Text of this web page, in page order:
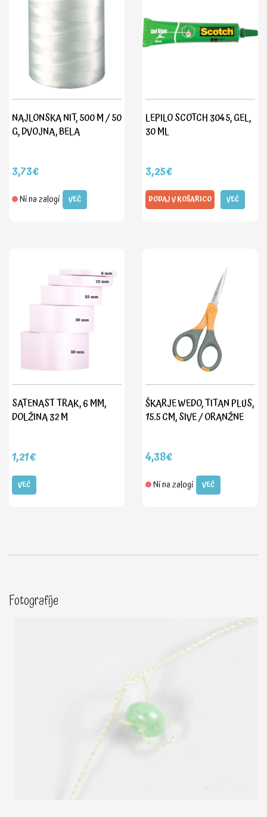
NAJLONSKA NIT, 500 M / 50
G, DVOJNA, BELA
3,73€
Ni na zalogi VEČ
LEPILO SCOTCH 3045, GEL,
30 ML
3,25€
DODAJ V KOŠARICO VEČ
SATENAST TRAK, 6 MM,
DOLŽINA 32 M
1,21€
VEČ
ŠKARJE WEDO, TITAN PLUS,
15.5 CM, SIVE / ORANŽNE
4,38€
Ni na zalogi VEČ
Fotografije